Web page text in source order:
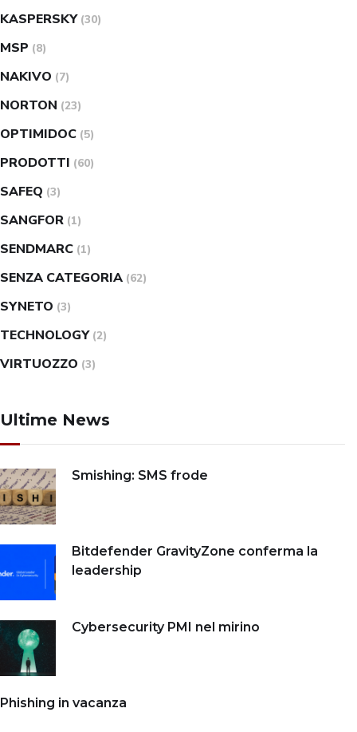
KASPERSKY (30)
MSP (8)
NAKIVO (7)
NORTON (23)
OPTIMIDOC (5)
PRODOTTI (60)
SAFEQ (3)
SANGFOR (1)
SENDMARC (1)
SENZA CATEGORIA (62)
SYNETO (3)
TECHNOLOGY (2)
VIRTUOZZO (3)
Ultime News
Smishing: SMS frode
Bitdefender GravityZone conferma la
leadership
Cybersecurity PMI nel mirino
Phishing in vacanza